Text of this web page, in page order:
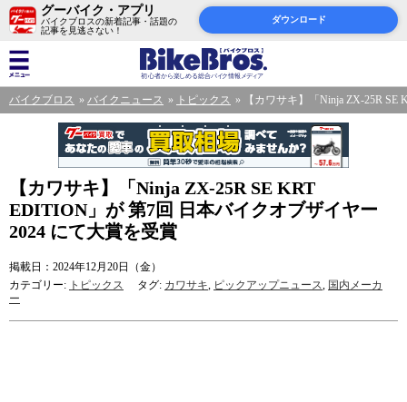
グーバイク・アプリ
バイクブロスの新着記事・話題の
記事を見逃さない！
ダウンロード
バイクブロス バイクニュース トピックス 【カワサキ】「Ninja ZX-25R
【カワサキ】「Ninja ZX-25R SE KRT
EDITION」が 第7回 日本バイクオブザイヤー
2024 にて大賞を受賞
掲載日：2024年12月20日（金）
カテゴリー: トピックス タグ: カワサキ, ピックアップニュース, 国内メーカ
ー